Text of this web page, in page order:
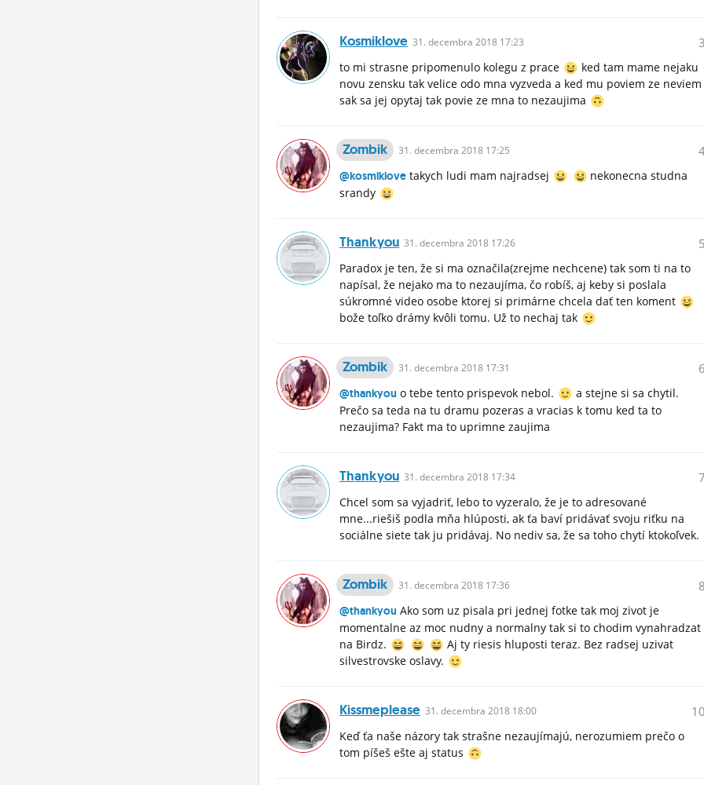
Kosmiklove 31.decembra 2018 17:23
to mi strasne pripomenulo kolegu z prace
ked tam mame nejaku
novu zensku tak velice odo mna vyzveda a ked mu poviem ze neviem
sak sa jej opytaj tak povie ze mna to nezaujima
Zombik 31.decembra 2018 17:25
@kosmiklove takych ludi mam najradsej
nekonecna studna
srandy
Thankyou 31.decembra 2018 17:26
Paradox je ten, že si ma označila(zrejme nechcene) tak som ti na to
napísal, že nejako ma to nezaujíma, čo robíš, aj keby si poslala
súkromné video osobe ktorej si primárne chcela dať ten koment
bože toľko drámy kvôli tomu. Už to nechaj tak
Zombik 31.decembra 2018 17:31
@thankyou o tebe tento prispevok nebol.
a stejne si sa chytil.
Prečo sa teda na tu dramu pozeras a vracias k tomu ked ta to
nezaujima? Fakt ma to uprimne zaujima
Thankyou 31.decembra 2018 17:34
Chcel som sa vyjadriť, lebo to vyzeralo, že je to adresované
mne...riešiš podla mňa hlúposti, ak ťa baví pridávať svoju riťku na
sociálne siete tak ju pridávaj. No nediv sa, že sa toho chytí ktokoľvek.
Zombik 31.decembra 2018 17:36
@thankyou Ako som uz pisala pri jednej fotke tak moj zivot je
momentalne az moc nudny a normalny tak si to chodim vynahradzat
na Birdz.
Aj ty riesis hluposti teraz. Bez radsej uzivat
silvestrovske oslavy.
Kissmeplease 31.decembra 2018 18:00
Keď ťa naše názory tak strašne nezaujímajú, nerozumiem prečo o
tom píšeš ešte aj status